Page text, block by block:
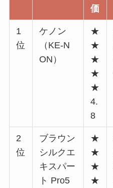
価
1
位
ケノン
（KE-N
ON）
★
★
★
★
★
4.
8
2
位
ブラウン
シルクエ
キスパー
ト Pro5
★
★
★
★